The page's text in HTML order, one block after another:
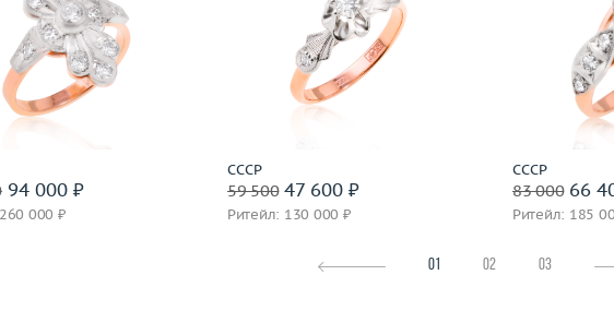
94 000 ₽
000 ₽
золото 585 пробы
Подробнее
СССР
59 50047 600 ₽
Ритейл: 130 000 ₽
Материал
золото 585 пробы
Подробнее
СССР
83 00066
Ритейл: 185
Материал
01 02 03